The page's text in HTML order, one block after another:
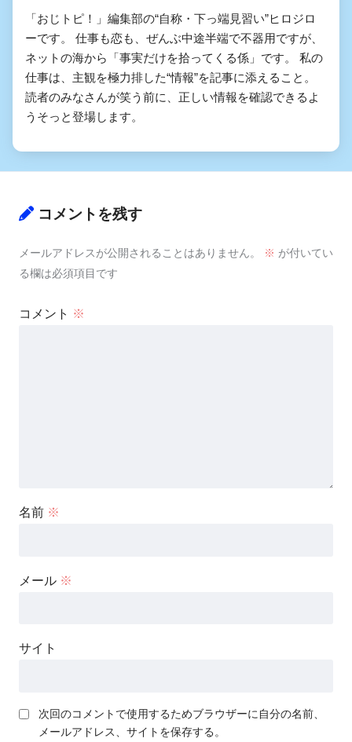
「おじトピ！」編集部の“自称・下っ端見習い”ヒロジロ
ーです。 仕事も恋も、ぜんぶ中途半端で不器用ですが、
ネットの海から「事実だけを拾ってくる係」です。 私の
仕事は、主観を極力排した“情報”を記事に添えること。
読者のみなさんが笑う前に、正しい情報を確認できるよ
うそっと登場します。
コメントを残す
メールアドレスが公開されることはありません。 ※ が付いてい
る欄は必須項目です
コメント ※
名前 ※
メール ※
サイト
次回のコメントで使用するためブラウザーに自分の名前、
メールアドレス、サイトを保存する。